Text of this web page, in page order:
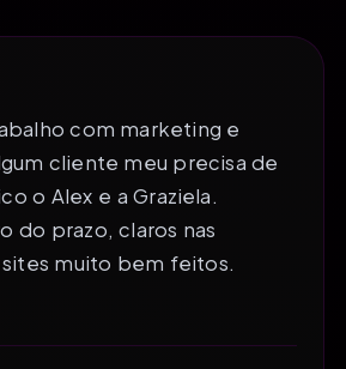
com marketing e
cliente meu precisa de
o Alex e a Graziela.
do prazo, claros nas
muito bem feitos.